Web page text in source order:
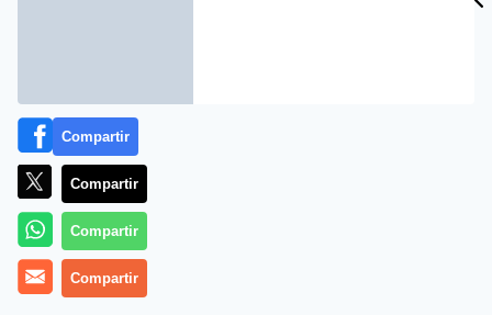
Más información
Compartir
Compartir
Compartir
Compartir